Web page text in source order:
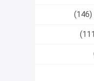
(146)